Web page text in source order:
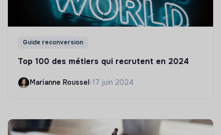
Guide reconversion
Top 100 des métiers qui recrutent en 2024
Marianne Roussel•17 juin 2024